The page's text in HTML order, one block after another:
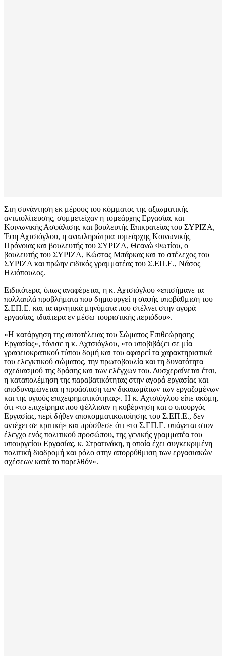
Στη συνάντηση εκ μέρους του κόμματος της αξιωματικής
αντιπολίτευσης, συμμετείχαν η τομεάρχης Εργασίας και
Κοινωνικής Ασφάλισης και βουλευτής Επικρατείας του ΣΥΡΙΖΑ,
Έφη Αχτσιόγλου, η αναπληρώτρια τομεάρχης Κοινωνικής
Πρόνοιας και βουλευτής του ΣΥΡΙΖΑ, Θεανώ Φωτίου, ο
βουλευτής του ΣΥΡΙΖΑ, Κώστας Μπάρκας και το στέλεχος του
ΣΥΡΙΖΑ και πρώην ειδικός γραμματέας του Σ.ΕΠ.Ε., Νάσος
Ηλιόπουλος.
Ειδικότερα, όπως αναφέρεται, η κ. Αχτσιόγλου «επισήμανε τα
πολλαπλά προβλήματα που δημιουργεί η σαφής υποβάθμιση του
Σ.ΕΠ.Ε. και τα αρνητικά μηνύματα που στέλνει στην αγορά
εργασίας, ιδιαίτερα εν μέσω τουριστικής περιόδου».
«Η κατάργηση της αυτοτέλειας του Σώματος Επιθεώρησης
Εργασίας», τόνισε η κ. Αχτσιόγλου, «το υποβιβάζει σε μία
γραφειοκρατικού τύπου δομή και του αφαιρεί τα χαρακτηριστικά
του ελεγκτικού σώματος, την πρωτοβουλία και τη δυνατότητα
σχεδιασμού της δράσης και των ελέγχων του. Δυσχεραίνεται έτσι,
η καταπολέμηση της παραβατικότητας στην αγορά εργασίας και
αποδυναμώνεται η προάσπιση των δικαιωμάτων των εργαζομένων
και της υγιούς επιχειρηματικότητας». Η κ. Αχτσιόγλου είπε ακόμη,
ότι «το επιχείρημα που ψέλλισαν η κυβέρνηση και ο υπουργός
Εργασίας, περί δήθεν αποκομματικοποίησης του Σ.ΕΠ.Ε., δεν
αντέχει σε κριτική» και πρόσθεσε ότι «το Σ.ΕΠ.Ε. υπάγεται στον
έλεγχο ενός πολιτικού προσώπου, της γενικής γραμματέα του
υπουργείου Εργασίας, κ. Στρατινάκη, η οποία έχει συγκεκριμένη
πολιτική διαδρομή και ρόλο στην απορρύθμιση των εργασιακών
σχέσεων κατά το παρελθόν».